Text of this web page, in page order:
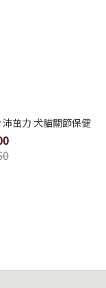
茁力 犬貓關節保健